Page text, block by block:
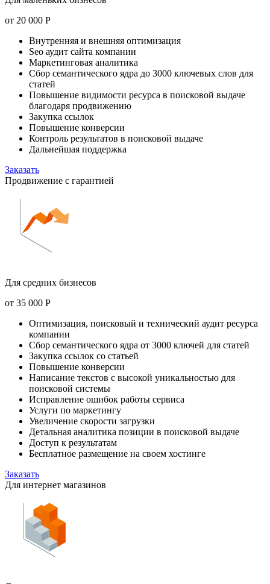
от 20 000 Р
Внутренняя и внешняя оптимизация
Seo аудит сайта компании
Маркетинговая аналитика
Сбор семантического ядра до 3000 ключевых слов для
статей
Повышение видимости ресурса в поисковой выдаче
благодаря продвижению
Закупка ссылок
Повышение конверсии
Контроль результатов в поисковой выдаче
Дальнейшая поддержка
Заказать
Продвижение с гарантией
Для средних бизнесов
от 35 000 Р
Оптимизация, поисковый и технический аудит ресурса
компании
Сбор семантического ядра от 3000 ключей для статей
Закупка ссылок со статьей
Повышение конверсии
Написание текстов с высокой уникальностью для
поисковой системы
Исправление ошибок работы сервиса
Услуги по маркетингу
Увеличение скорости загрузки
Детальная аналитика позиции в поисковой выдаче
Доступ к результатам
Бесплатное размещение на своем хостинге
Заказать
Для интернет магазинов